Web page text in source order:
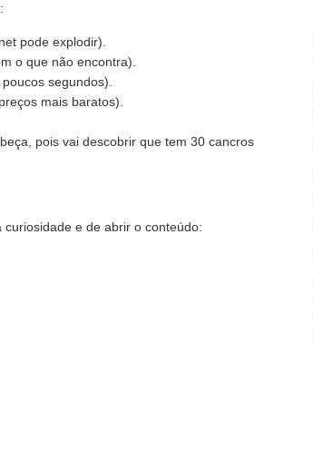
pode explodir).
o que não encontra).
segundos).
mais baratos).
pois vai descobrir que tem 30 cancros
e de abrir o conteúdo: